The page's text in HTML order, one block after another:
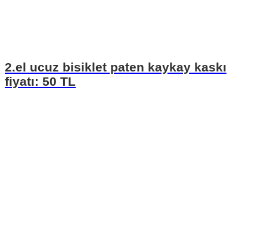
2.el ucuz bisiklet paten kaykay kaskı
fiyatı: 50 TL